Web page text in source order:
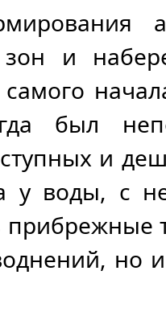
зон и
был
и
у воды, с
прибрежные
но